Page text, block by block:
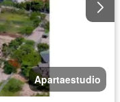
Apartaestudio